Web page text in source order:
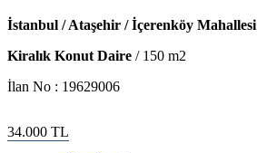
İstanbul / Ataşehir / İçerenköy Mahallesi
Kiralık Konut Daire / 150 m2
İlan No : 19629006
34.000 TL